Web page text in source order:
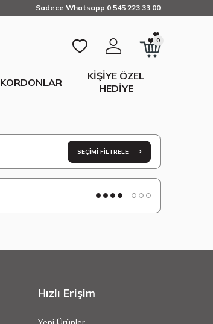
Sadece Whatsapp 0 545 223 33 00
0
KORDONLAR
KIŞIYE ÖZEL
HEDIYE
SEÇIMI FILTRELE
Hızlı Erişim